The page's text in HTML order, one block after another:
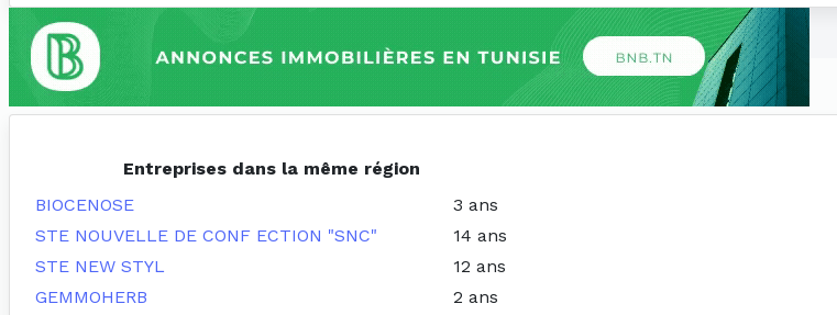
Entreprises dans la même région
BIOCENOSE
3 ans
STE NOUVELLE DE CONF ECTION "SNC"
14 ans
STE NEW STYL
12 ans
GEMMOHERB
2 ans